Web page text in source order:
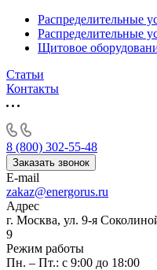
Распределительные
Распределительные
Щитовое
Статьи
Контакты
8 (800) 302-55-48
Заказать звонок
E-mail
zakaz@energorus.ru
Адрес
г. Москва, ул. 9-я
9
Режим работы
Пн. – Пт.: с 9:00 до 18:00